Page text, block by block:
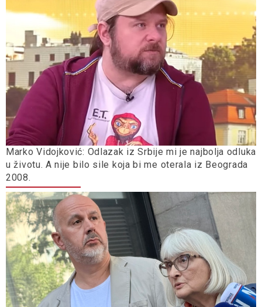
Marko Vidojković: Odlazak iz Srbije mi je najbolja odluka
u životu. A nije bilo sile koja bi me oterala iz Beograda
2008.